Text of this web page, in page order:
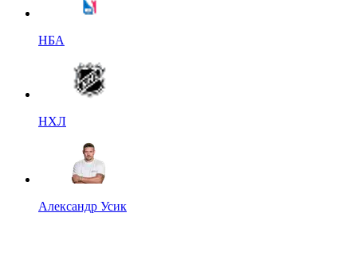
НБА
НХЛ
Александр Усик